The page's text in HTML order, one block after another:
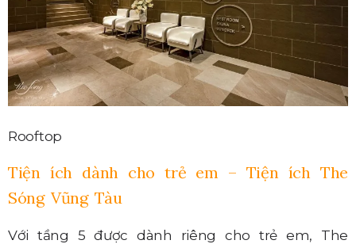
Rooftop
Tiện ích dành cho trẻ em – Tiện ích The
Sóng Vũng Tàu
Với tầng 5 được dành riêng cho trẻ em, The